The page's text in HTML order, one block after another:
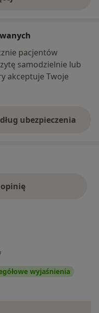
pacjentów
samodzielnie lub
akceptuje Twoje
ubezpieczenia
wyjaśnienia